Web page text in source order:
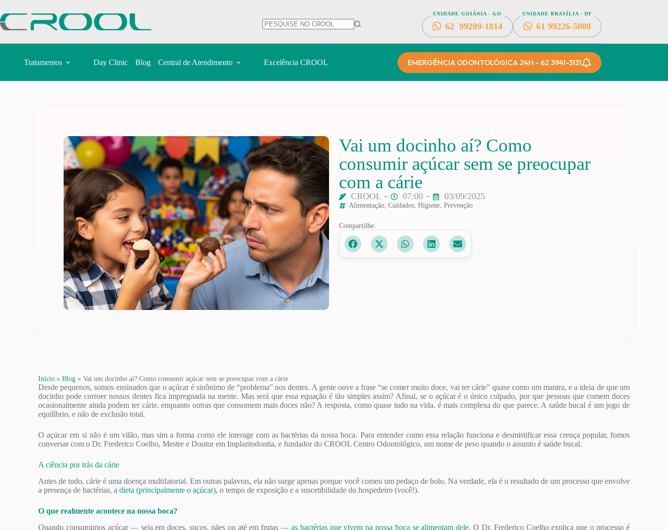
UNIDADE GOIÂNIA - GO
62 99209-1814
UNIDADE BRASÍLIA - DF
61 99226-5008
Tratamentos Day Clinic Blog Central de Atendimento Excelência CROOL EMERGÊNCIA ODONTOLÓGICA 24H - 62 3941-3131
Vai um docinho aí? Como
consumir açúcar sem se preocupar
com a cárie
CROOL 07:00 03/09/2025
Alimentação, Cuidados, Higiene, Prevenção
Compartilhe:
Início »Blog »Vai um docinho aí? Como consumir açúcar sem se preocupar com a cárie
Desde pequenos, somos ensinados que o açúcar é sinônimo de “problema” nos dentes. A gente ouve a frase “se comer muito doce, vai ter cárie” quase como um mantra, e a ideia de que um
docinho pode corroer nossos dentes fica impregnada na mente. Mas será que essa equação é tão simples assim? Afinal, se o açúcar é o único culpado, por que pessoas que comem doces
ocasionalmente ainda podem ter cárie, enquanto outras que consomem mais doces não? A resposta, como quase tudo na vida, é mais complexa do que parece. A saúde bucal é um jogo de
equilíbrio, e não de exclusão total.
O açúcar em si não é um vilão, mas sim a forma como ele interage com as bactérias da nossa boca. Para entender como essa relação funciona e desmistificar essa crença popular, fomos
conversar com o Dr. Frederico Coelho, Mestre e Doutor em Implantodontia, e fundador do CROOL Centro Odontológico, um nome de peso quando o assunto é saúde bucal.
A ciência por trás da cárie
Antes de tudo, cárie é uma doença multifatorial. Em outras palavras, ela não surge apenas porque você comeu um pedaço de bolo. Na verdade, ela é o resultado de um processo que envolve
a presença de bactérias,a dieta (principalmente o açúcar), o tempo de exposição e a suscetibilidade do hospedeiro (você!).
O que realmente acontece na nossa boca?
Quando consumimos açúcar — seja em doces, sucos, pães ou até em frutas — as bactérias que vivem na nossa boca se alimentam dele. O Dr. Frederico Coelho explica que o processo é